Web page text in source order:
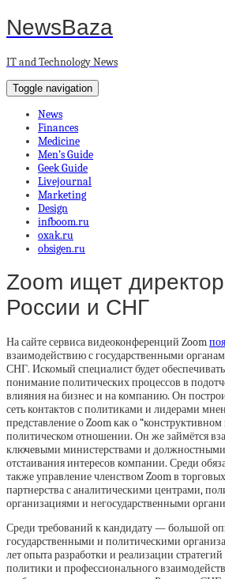
NewsBaza
IT and Technology News
Toggle navigation
News
Finances
Medicine
Men’s Guide
Geek Guide
Livejournal
Marketing
Design
infboom.ru
oxak.ru
obsigen.ru
Zoom ищет
России и СНГ
На сайте сервиса видеоконференций Zoom
взаимодействию с государственными
СНГ. Искомый специалист будет
понимание политических процессов в
влияния на бизнес и на компанию. Он
сеть контактов с политиками и лидерами
представление о Zoom как о
политическом отношении. Он же займётся
ключевыми министерствами и
отстаивания интересов компании. Среди
также управление членством Zoom в
партнерства с аналитическими центрами,
организациями и негосударственными
Среди требований к кандидату — большой
государственными и политическими
лет опыта разработки и реализации
политики и профессионального